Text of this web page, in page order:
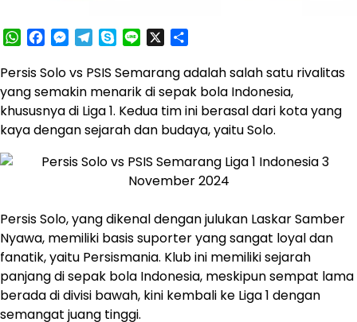
WhatsApp
Facebook
Messenger
Telegram
SkypeLine
Persis Solo vs PSIS Semarang adalah salah satu rivalitas
yang semakin menarik di sepak bola Indonesia,
khususnya di Liga 1. Kedua tim ini berasal dari kota yang
kaya dengan sejarah dan budaya, yaitu Solo.
Persis Solo, yang dikenal dengan julukan Laskar Samber
Nyawa, memiliki basis suporter yang sangat loyal dan
fanatik, yaitu Persismania. Klub ini memiliki sejarah
panjang di sepak bola Indonesia, meskipun sempat lama
berada di divisi bawah, kini kembali ke Liga 1 dengan
semangat juang tinggi.